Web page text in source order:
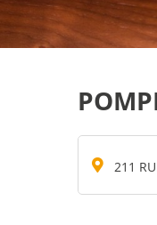
211